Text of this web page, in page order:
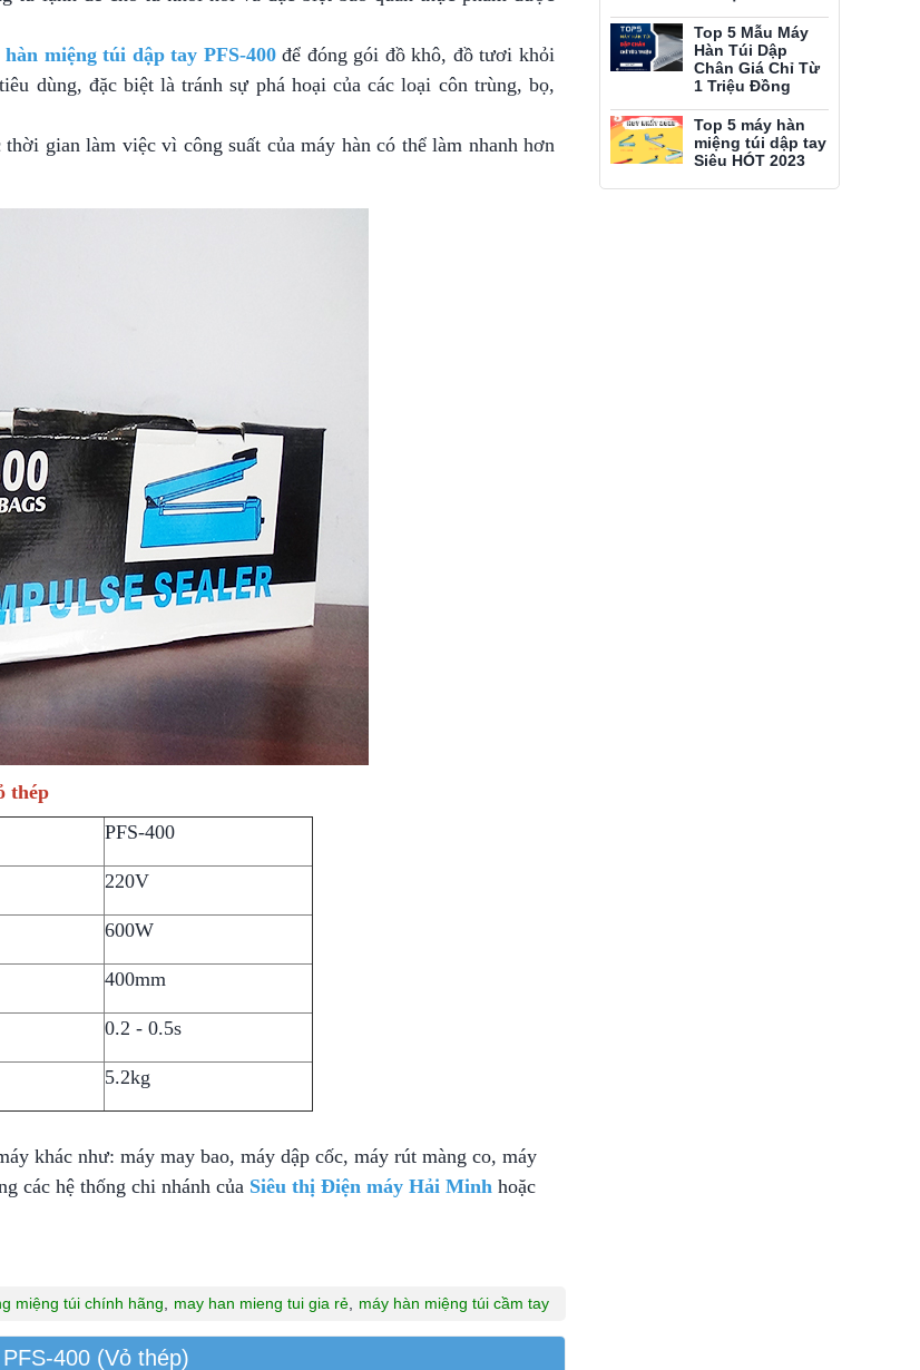
hàn miệng túi dập tay PFS-400để đóng gói đồ khô, đồ tươi khỏi
dùng, đặc biệt là tránh sự phá hoại của các loại côn trùng, bọ,
gian làm việc vì công suất của máy hàn có thể làm nhanh hơn
thép
PFS-400
220V
600W
400mm
0.2 - 0.5s
5.2kg
khác như: máy may bao, máy dập cốc, máy rút màng co, máy
các hệ thống chi nhánh của Siêu thị Điện máy Hải Minh hoặc
miệng túi chính hãng may han mieng tui gia rẻ máy hàn miệng túi cầm tay
400 (Vỏ thép)
Top 5 Mẫu Máy
Hàn Túi Dập
Chân Giá Chỉ Từ
1 Triệu Đồng
Top 5 máy hàn
miệng túi dập tay
Siêu HÓT 2023